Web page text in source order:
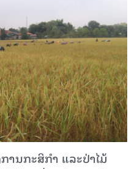
ານກະສິກໍາ ແລະປ່າໄມ້